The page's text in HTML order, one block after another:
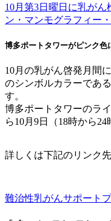
10月第3日曜日に乳がん
ン・マンモグラフィー
博多ポートタワーがピンク
10月の乳がん啓発月間
のシンボルカラーであ
す。
博多ポートタワーのラ
ら10月9日（18時から24
詳しくは下記のリンク
難治性乳がんサポート